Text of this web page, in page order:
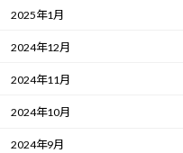
2025年1月
2024年12月
2024年11月
2024年10月
2024年9月